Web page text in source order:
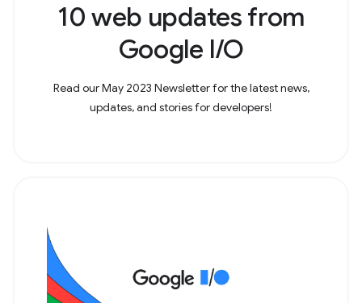
10 web updates from
Google I/O
Read our May 2023 Newsletter for the latest news,
updates, and stories for developers!